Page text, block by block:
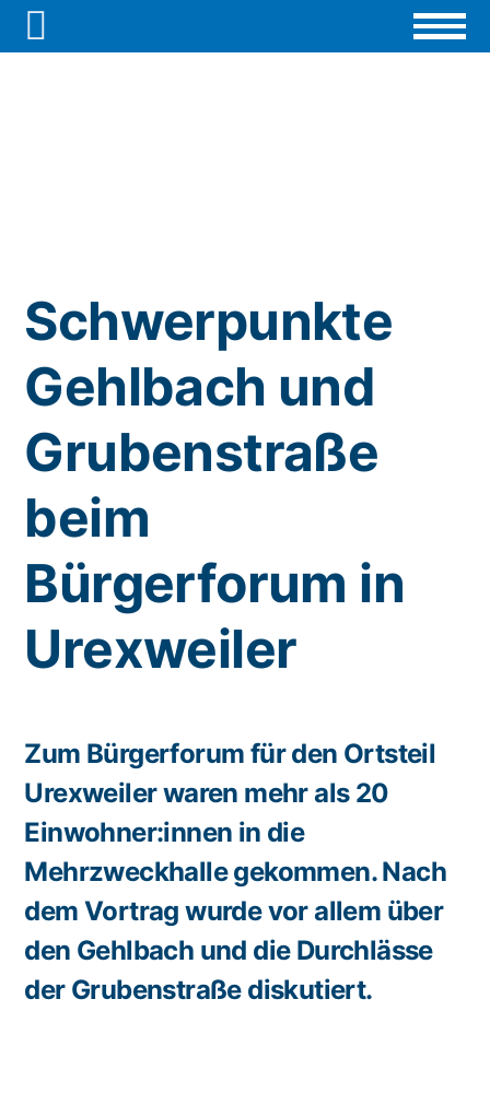

Schwerpunkte
Gehlbach und
Grubenstraße
beim
Bürgerforum in
Urexweiler
Zum Bürgerforum für den Ortsteil
Urexweiler waren mehr als 20
Einwohner:innen in die
Mehrzweckhalle gekommen. Nach
dem Vortrag wurde vor allem über
den Gehlbach und die Durchlässe
der Grubenstraße diskutiert.